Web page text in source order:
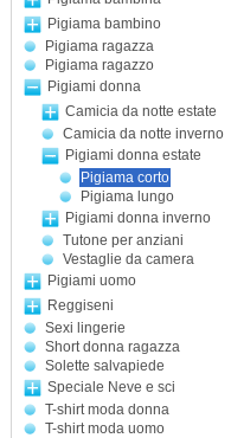
Pigiama bambino
Pigiama ragazza
Pigiama ragazzo
Pigiami donna
Camicia da notte estate
Camicia da notte inverno
Pigiami donna estate
Pigiama corto
Pigiama lungo
Pigiami donna inverno
Tutone per anziani
Vestaglie da camera
Pigiami uomo
Reggiseni
Sexi lingerie
Short donna ragazza
Solette salvapiede
Speciale Neve e sci
T-shirt moda donna
T-shirt moda uomo